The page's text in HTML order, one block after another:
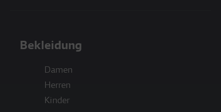
Bekleidung
Damen
Herren
Kinder